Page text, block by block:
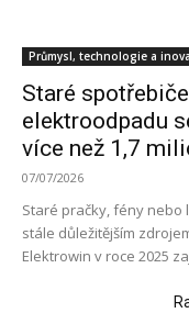
Průmysl, technologie a
Staré
elektroodpadu
více než 1,7
07/07/2026
Staré pračky, fény
stále důležitějším
Elektrowin v roce 2025